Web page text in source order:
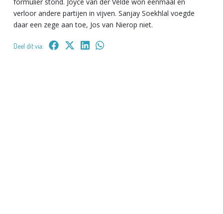
verloor andere partijen in vijven. Sanjay Soekhlal voegde
daar een zege aan toe, Jos van Nierop niet.
Deel dit via: